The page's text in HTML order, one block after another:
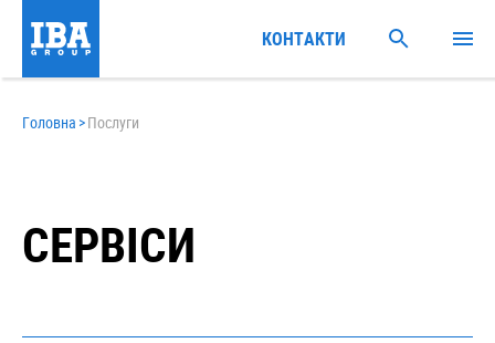
Головна >Послуги
СЕРВІСИ
КОНТАКТИ